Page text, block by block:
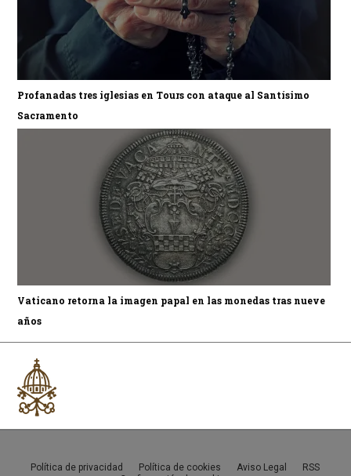
Profanadas tres iglesias en Tours con ataque al Santísimo
Sacramento
Vaticano retorna la imagen papal en las monedas tras nueve
años
Política de privacidad Política de cookies Aviso Legal
RSS